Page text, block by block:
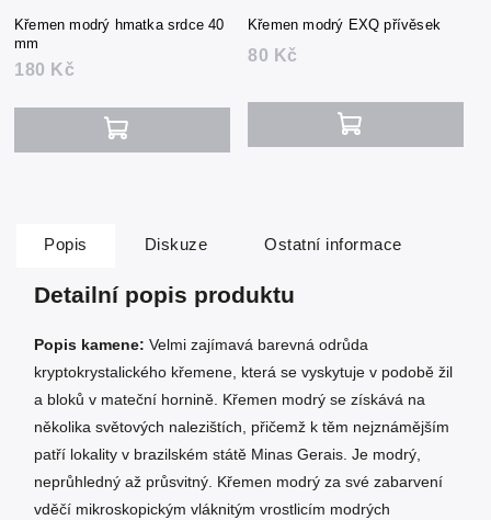
Křemen modrý hmatka srdce 40
mm
180 Kč
Křemen modrý EXQ přívěsek
80 Kč
Popis Diskuze Ostatní informace
Detailní popis produktu
Popis kamene: Velmi zajímavá barevná odrůda
kryptokrystalického křemene, která se vyskytuje v podobě žil
a bloků v mateční hornině. Křemen modrý se získává na
několika světových nalezištích, přičemž k těm nejznámějším
patří lokality v brazilském státě Minas Gerais. Je modrý,
neprůhledný až průsvitný. Křemen modrý za své zabarvení
vděčí mikroskopickým vláknitým vrostlicím modrých